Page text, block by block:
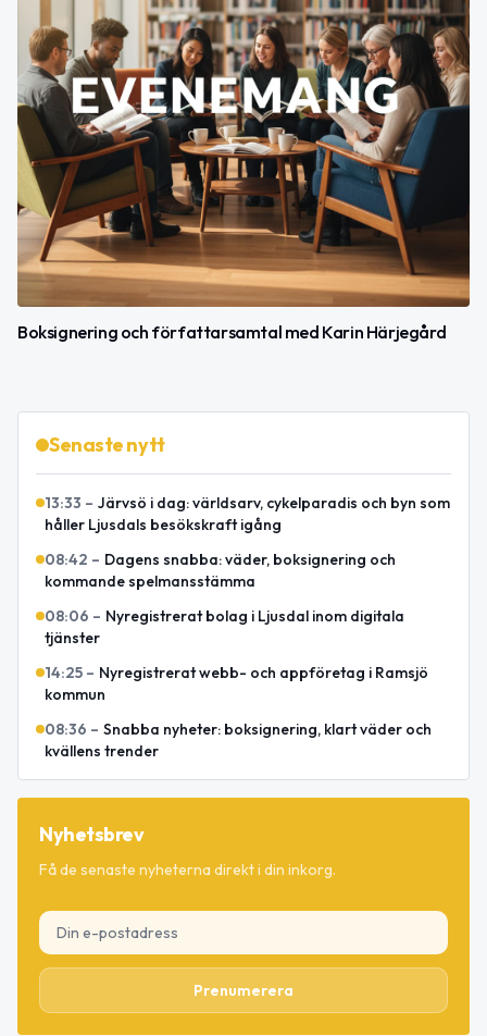
Boksignering och författarsamtal med Karin Härjegård
Senaste nytt
13:33 – Järvsö i dag: världsarv, cykelparadis och byn som
håller Ljusdals besökskraft igång
08:42 – Dagens snabba: väder, boksignering och
kommande spelmansstämma
08:06 – Nyregistrerat bolag i Ljusdal inom digitala
tjänster
14:25 – Nyregistrerat webb- och appföretag i Ramsjö
kommun
08:36 – Snabba nyheter: boksignering, klart väder och
kvällens trender
Nyhetsbrev
Få de senaste nyheterna direkt i din inkorg.
Prenumerera